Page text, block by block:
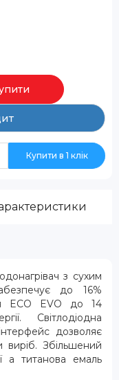
Купити в 1 клік
з сухим
до 16%
ECO EVO до 14
Світлодіодна
дозволяє
виріб. Збільшений
а титанова емаль